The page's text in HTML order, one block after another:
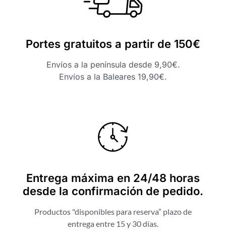
Portes gratuitos a partir de 150€
Envíos a la península desde 9,90€.
Envíos a la Baleares 19,90€.
Entrega máxima en 24/48 horas
desde la confirmación de pedido.
Productos "disponibles para reserva” plazo de
entrega entre 15 y 30 días.